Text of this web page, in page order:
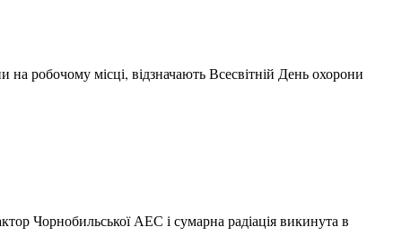
робочому місці, відзначають Всесвітній День охорони
Чорнобильської АЕС і сумарна радіація викинута в